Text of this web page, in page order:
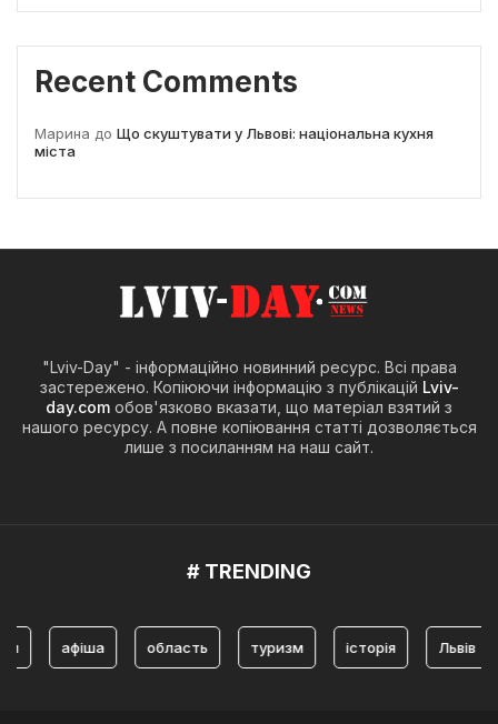
Recent Comments
Марина до Що скуштувати у Львові: національна кухня
міста
"Lviv-Day" - інформаційно новинний ресурс. Всі права
застережено. Копіюючи інформацію з публікацій Lviv-
day.com обов'язково вказати, що матеріал взятий з
нашого ресурсу. А повне копіювання статті дозволяється
лише з посиланням на наш сайт.
# TRENDING
афіша область туризм історія Львів